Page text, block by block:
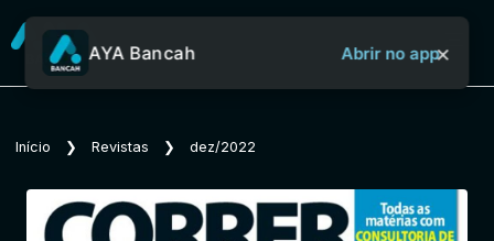
Sobre o Aya Bancah
Início
AYA Bancah Abrir no app×
Início ❯ Revistas ❯ dez/2022